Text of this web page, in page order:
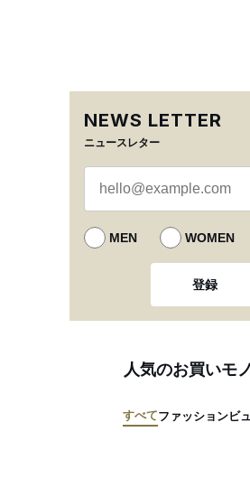
NEWS LETTER
ニュースレター
MEN WOMEN
登録
人気のお買いモ
すべてファッションビ